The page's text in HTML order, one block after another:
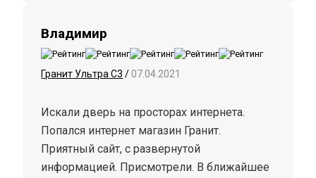
Владимир
Гранит Ультра С3 /07.04.2021
Искали дверь на просторах интернета.
Попался интернет магазин Гранит.
Приятный сайт, с развернутой
информацией. Присмотрели. В ближайшее